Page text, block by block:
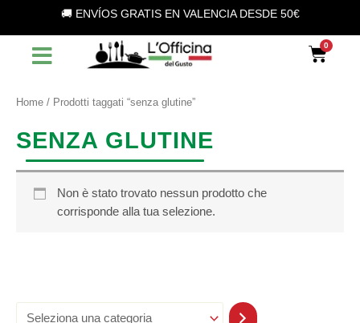
contenuto
🚚 ENVÍOS GRATIS EN VALENCIA DESDE 50€
l
o
u
a
Home / Prodotti taggati “senza glutine”
SENZA GLUTINE
Non è stato trovato nessun prodotto che
corrisponde alla tua selezione.